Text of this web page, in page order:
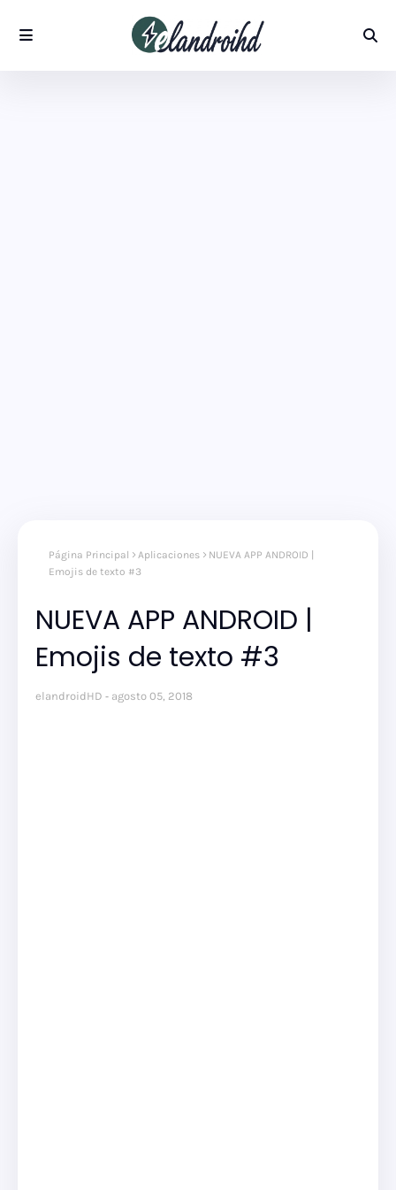
Página Principal Aplicaciones
NUEVA APP ANDROID |
Emojis de texto #3
NUEVA APP ANDROID |
Emojis de texto #3
elandroidHD agosto 05, 2018